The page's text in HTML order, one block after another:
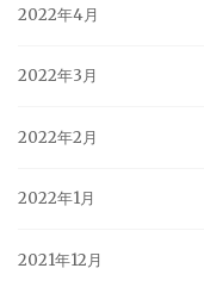
2022年4月
2022年3月
2022年2月
2022年1月
2021年12月